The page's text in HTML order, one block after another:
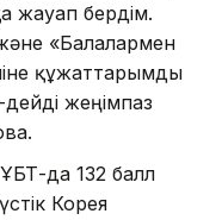
жауап бердім.
«Балалармен
құжаттарымды
жеңімпаз
ҰБТ-да 132 балл
Корея